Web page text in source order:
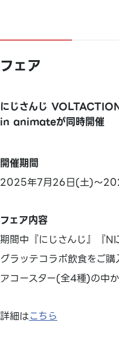
フェア
にじさんじ
in animateが同時開催
開催期間
2025年7月26日(土)～
フェア内容
期間中『にじさんじ』『
グラッテコラボ飲食をご
アコースター(全4種)の中
詳細はこちら